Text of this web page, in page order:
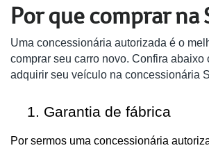
Por que comprar na
Uma concessionária autorizada é o
comprar seu carro novo. Confira abaixo
adquirir seu veículo na concessionária
Garantia de fábrica
Por sermos uma concessionária